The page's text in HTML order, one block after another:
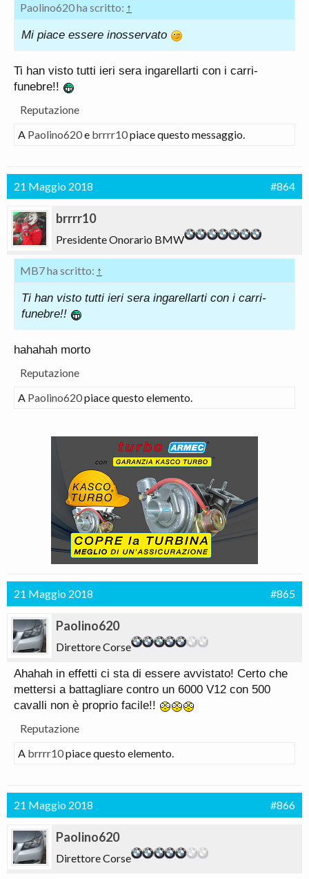
Paolino620 ha scritto: ↑
Mi piace essere inosservato
Ti han visto tutti ieri sera ingarellarti con i carri-
funebre!!
Reputazione
A Paolino620e brrrr10piace questo messaggio.
21 Maggio 2018 #864
brrrr10
Presidente Onorario BMW
MB7 ha scritto: ↑
Ti han visto tutti ieri sera ingarellarti con i carri-
funebre!!
hahahah morto
Reputazione
A Paolino620piace questo elemento.
21 Maggio 2018 #865
Paolino620
Direttore Corse
Ahahah in effetti ci sta di essere avvistato! Certo che
mettersi a battagliare contro un 6000 V12 con 500
cavalli non è proprio facile!!
Reputazione
A brrrr10piace questo elemento.
21 Maggio 2018 #866
Paolino620
Direttore Corse